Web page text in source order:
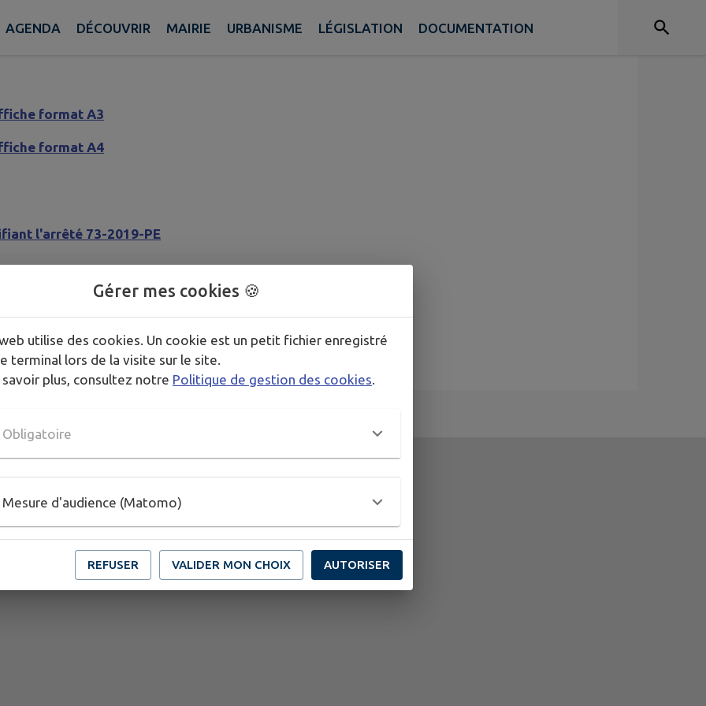
AGENDA DÉCOUVRIR MAIRIE URBANISME LÉGISLATION DOCUMENTATION
Chenoise
format A3
format A4
l'arrêté 73-2019-PE
Gérer mes cookies 🍪
utilise des cookies. Un cookie est un petit fichier enregistré
terminal lors de la visite sur le site.
savoir plus, consultez notre Politique de gestion des cookies.
Obligatoire
Mesure d'audience (Matomo)
REFUSER VALIDER MON CHOIX AUTORISER